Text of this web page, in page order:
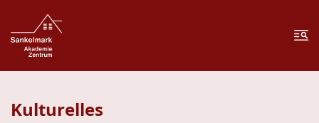
Zum Inhalt springen
Zur Fußzeile springen
Kulturelles